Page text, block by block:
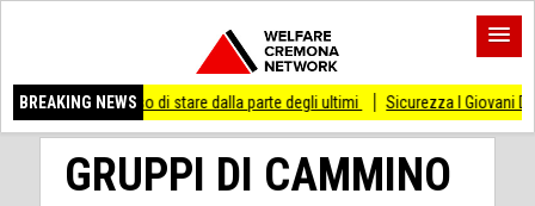
BREAKING NEWS
di stare dalla parte degli ultimi Sicurezza I Giovani Democratici
GRUPPI DI CAMMINO